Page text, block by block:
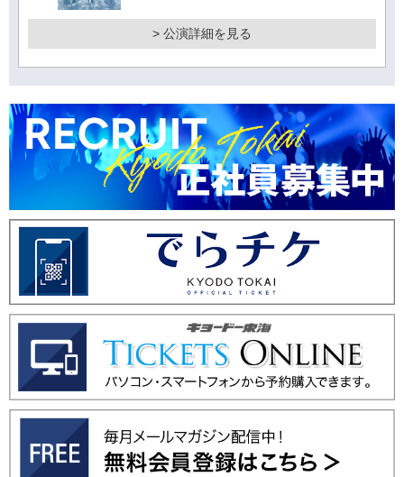
> 公演詳細を見る